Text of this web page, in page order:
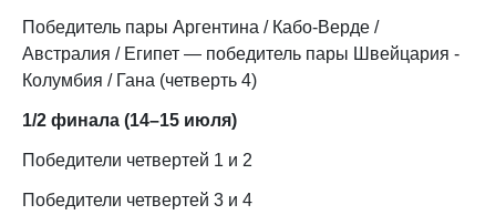
Победитель пары Аргентина / Кабо-Верде /
Австралия / Египет — победитель пары Швейцария -
Колумбия / Гана (четверть 4)
1/2 финала (14–15 июля)
Победители четвертей 1 и 2
Победители четвертей 3 и 4